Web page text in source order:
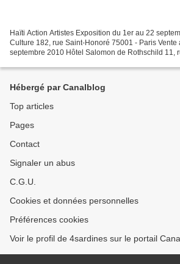
Haïti Action Artistes Exposition du 1er au 22
Culture 182, rue Saint-Honoré 75001 - Paris
septembre 2010 Hôtel Salomon de Rothschild 11,
Hébergé par Canalblog
Top articles
Pages
Contact
Signaler un abus
C.G.U.
Cookies et données personnelles
Préférences cookies
Voir le profil de 4sardines sur le portail